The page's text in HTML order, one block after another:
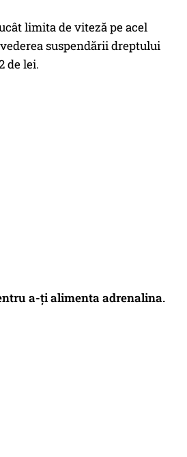
limita de viteză pe acel
suspendării dreptului
de lei.
a-ți alimenta adrenalina.